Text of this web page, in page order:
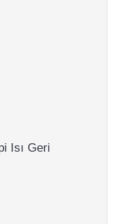
Isı Geri